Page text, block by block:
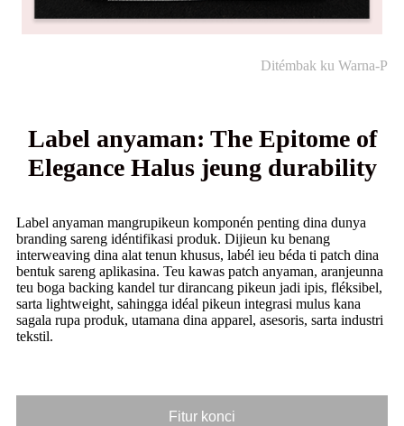
Ditémbak ku Warna-P
Label anyaman: The Epitome of
Elegance Halus jeung durability
Label anyaman mangrupikeun komponén penting dina dunya
branding sareng idéntifikasi produk. Dijieun ku benang
interweaving dina alat tenun khusus, labél ieu béda ti patch dina
bentuk sareng aplikasina. Teu kawas patch anyaman, aranjeunna
teu boga backing kandel tur dirancang pikeun jadi ipis, fléksibel,
sarta lightweight, sahingga idéal pikeun integrasi mulus kana
sagala rupa produk, utamana dina apparel, asesoris, sarta industri
tekstil.
Fitur konci